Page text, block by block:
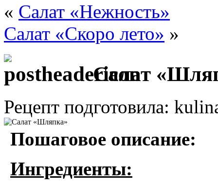
« Салат «Нежность»
Салат «Скоро лето» »
Салат
Рецепт подготовила:
Пошаговое описание:
Ингредиенты: